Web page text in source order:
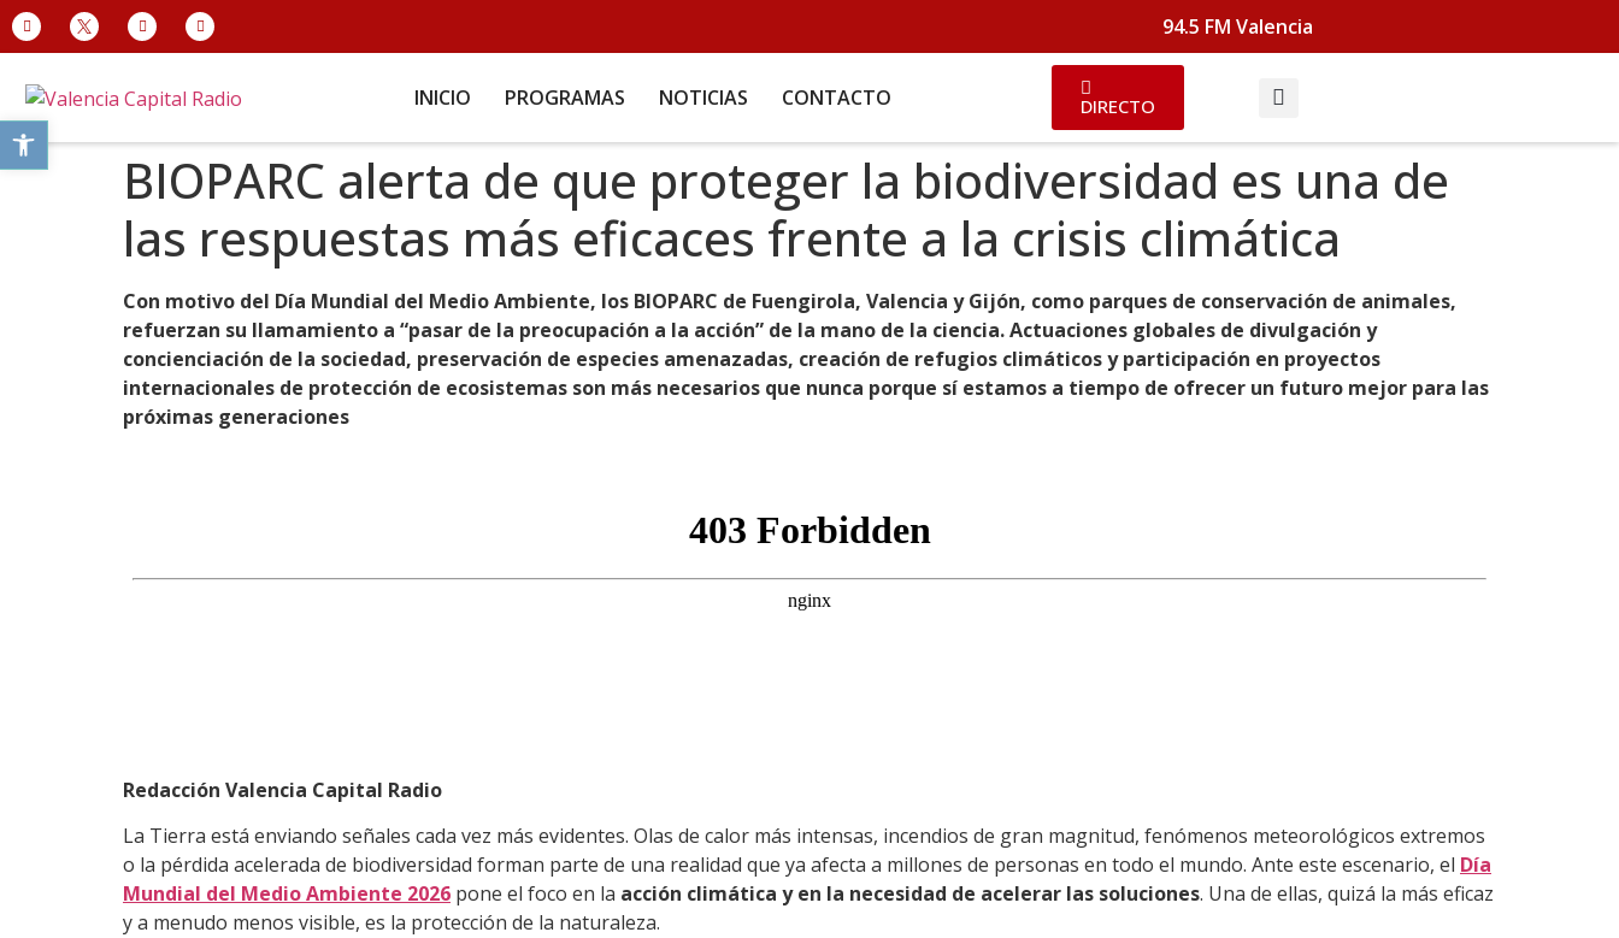
Abrir barra de herramientas
94.5 FM Valencia
INICIO PROGRAMAS NOTICIAS CONTACTO DIRECTO
BIOPARC alerta de que proteger la biodiversidad es una de
las respuestas más eficaces frente a la crisis climática
Con motivo del Día Mundial del Medio Ambiente, los BIOPARC de Fuengirola, Valencia y Gijón, como parques de conservación de animales,
refuerzan su llamamiento a “pasar de la preocupación a la acción” de la mano de la ciencia. Actuaciones globales de divulgación y
concienciación de la sociedad, preservación de especies amenazadas, creación de refugios climáticos y participación en proyectos
internacionales de protección de ecosistemas son más necesarios que nunca porque sí estamos a tiempo de ofrecer un futuro mejor para las
próximas generaciones
Redacción Valencia Capital Radio
La Tierra está enviando señales cada vez más evidentes. Olas de calor más intensas, incendios de gran magnitud, fenómenos meteorológicos extremos
o la pérdida acelerada de biodiversidad forman parte de una realidad que ya afecta a millones de personas en todo el mundo. Ante este escenario, el Día
Mundial del Medio Ambiente 2026 pone el foco en la acción climática y en la necesidad de acelerar las soluciones. Una de ellas, quizá la más eficaz
y a menudo menos visible, es la protección de la naturaleza.